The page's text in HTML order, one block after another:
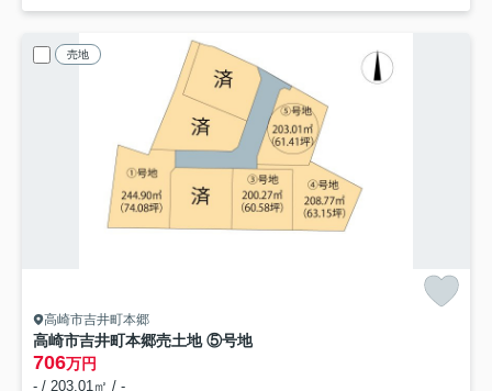
売地
高崎市吉井町本郷
高崎市吉井町本郷売土地 ⑤号地
706万円
- / 203.01㎡ / -